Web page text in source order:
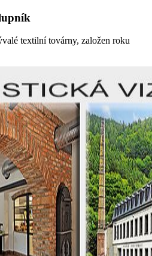
textilní továrny, založen roku